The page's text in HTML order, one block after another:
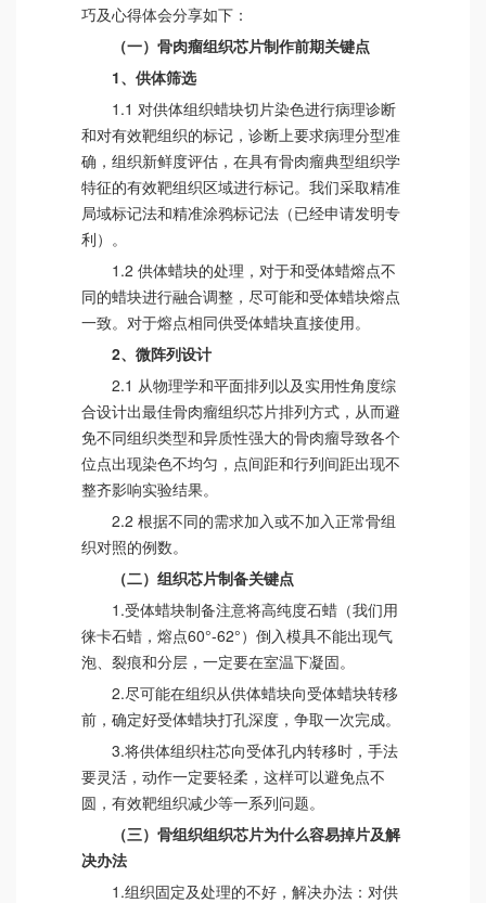
巧及心得体会分享如下：
（一）骨肉瘤组织芯片制作前期关键点
1、供体筛选
1.1 对供体组织蜡块切片染色进行病理诊断
和对有效靶组织的标记，诊断上要求病理分型准
确，组织新鲜度评估，在具有骨肉瘤典型组织学
特征的有效靶组织区域进行标记。我们采取精准
局域标记法和精准涂鸦标记法（已经申请发明专
利）。
1.2 供体蜡块的处理，对于和受体蜡熔点不
同的蜡块进行融合调整，尽可能和受体蜡块熔点
一致。对于熔点相同供受体蜡块直接使用。
2、微阵列设计
2.1 从物理学和平面排列以及实用性角度综
合设计出最佳骨肉瘤组织芯片排列方式，从而避
免不同组织类型和异质性强大的骨肉瘤导致各个
位点出现染色不均匀，点间距和行列间距出现不
整齐影响实验结果。
2.2 根据不同的需求加入或不加入正常骨组
织对照的例数。
（二）组织芯片制备关键点
1.受体蜡块制备注意将高纯度石蜡（我们用
徕卡石蜡，熔点60°-62°）倒入模具不能出现气
泡、裂痕和分层，一定要在室温下凝固。
2.尽可能在组织从供体蜡块向受体蜡块转移
前，确定好受体蜡块打孔深度，争取一次完成。
3.将供体组织柱芯向受体孔内转移时，手法
要灵活，动作一定要轻柔，这样可以避免点不
圆，有效靶组织减少等一系列问题。
（三）骨组织组织芯片为什么容易掉片及解
决办法
1.组织固定及处理的不好，解决办法：对供